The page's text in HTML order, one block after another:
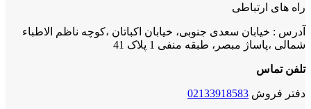
راه های ارتباطی
آدرس : خیابان سعدی جنوبی، خیابان اکباتان ،کوچه ناظم الاطباء
شمالی ،پاساژ مبصر، طبقه منفی 1 پلاک 41
تلفن تماس
دفتر فروش 02133918583